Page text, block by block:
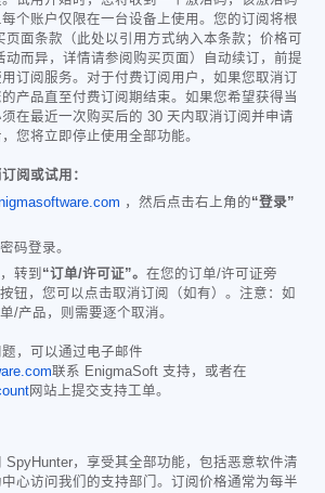
个账户仅限在一台设备上使用。您的订阅将根
面条款（此处以引用方式纳入本条款；价格可
动而异，详情请参阅购买页面）自动续订，前提
订阅服务。对于付费订阅用户，如果您取消订
产品直至付费订阅期结束。如果您希望获得当
在最近一次购买后的 30 天内取消订阅并申请
您将立即停止使用全部功能。
阅或试用：
，然后点击右上角的“登录”
码登录。
转到 “订单/许可证”。 在您的订单/许可证旁
钮，您可以点击取消订阅（如有）。注意：如
/产品，则需要逐个取消。
，可以通过电子邮件
联系 EnigmaSoft 支持，或者在
网站上提交支持工单。
SpyHunter，享受其全部功能，包括恶意软件清
心访问我们的支持部门。订阅价格通常为每半